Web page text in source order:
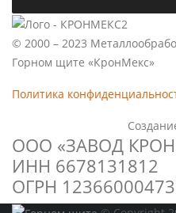
© 2000 – 2023
Горном щите «КронМекс»
Политика
ООО «ЗАВОД
ИНН 6678131812
ОГРН